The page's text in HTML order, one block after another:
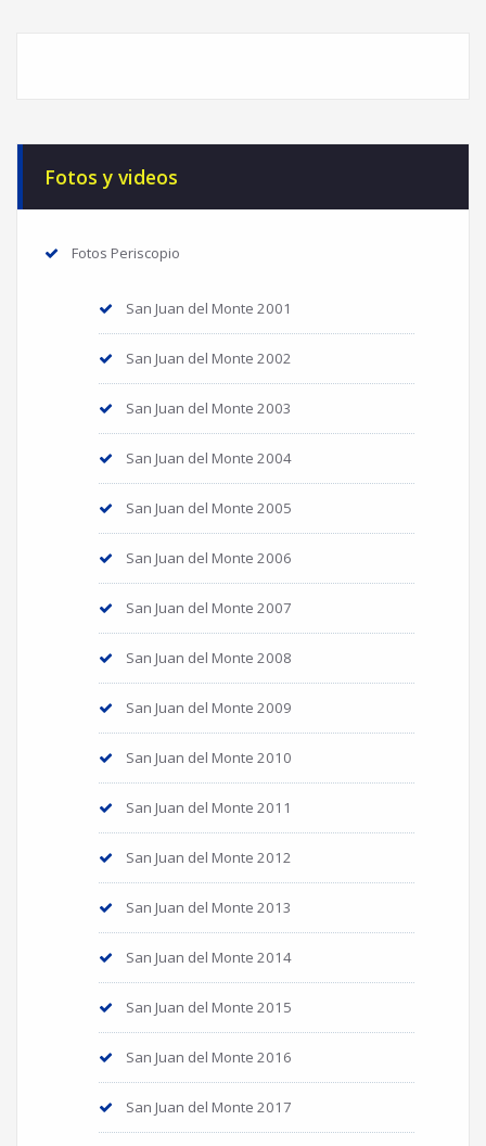
Fotos y videos
Fotos Periscopio
San Juan del Monte 2001
San Juan del Monte 2002
San Juan del Monte 2003
San Juan del Monte 2004
San Juan del Monte 2005
San Juan del Monte 2006
San Juan del Monte 2007
San Juan del Monte 2008
San Juan del Monte 2009
San Juan del Monte 2010
San Juan del Monte 2011
San Juan del Monte 2012
San Juan del Monte 2013
San Juan del Monte 2014
San Juan del Monte 2015
San Juan del Monte 2016
San Juan del Monte 2017